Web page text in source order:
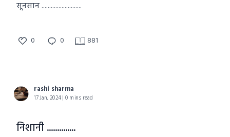
सूनसान ..........................
0 0 881
rashi sharma
17 Jan, 2024 | 0 mins read
निशानी ..............